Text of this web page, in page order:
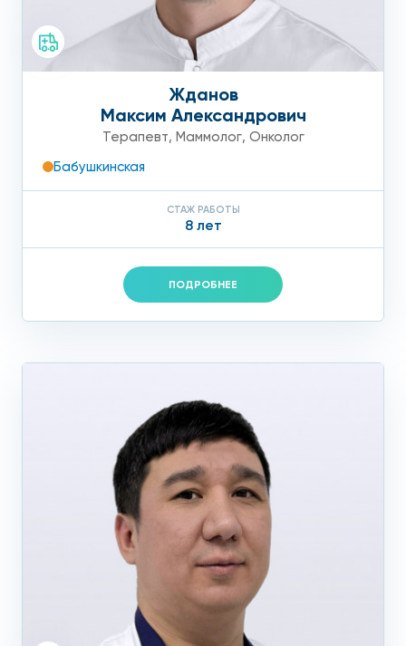
Жданов
Максим Александрович
Терапевт, Маммолог, Онколог
Бабушкинская
СТАЖ РАБОТЫ
8 лет
ПОДРОБНЕЕ